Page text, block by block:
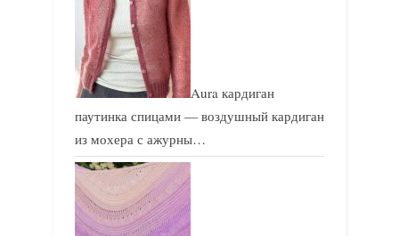
Aura кардиган
паутинка спицами — воздушный кардиган
из мохера с ажурны…